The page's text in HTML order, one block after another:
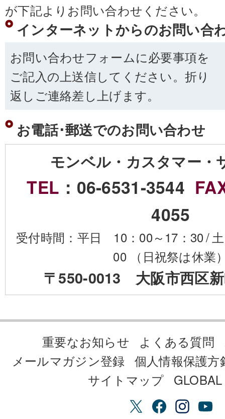
が下記よりお問い合わせください。
インターネットからのお問い合
お問い合わせフォームに必要事項を
ご記入の上送信してください。折り
返しご連絡差し上げます。
お電話･郵送でのお問い合わせ
モンベル・カスタマー・
TEL ：06-6531-3544
4055
受付時間：平日 10：00～17：30/
00 （日祝祭は休業
〒550-0013 大阪市西区
重要なお知らせ よくある質問
メールマガジン登録 個人情報保護方
サイトマップ